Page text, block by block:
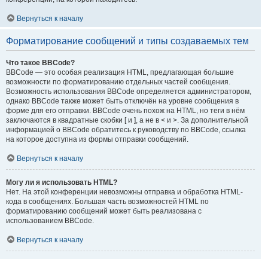
Вернуться к началу
Форматирование сообщений и типы создаваемых тем
Что такое BBCode?
BBCode — это особая реализация HTML, предлагающая большие
возможности по форматированию отдельных частей сообщения.
Возможность использования BBCode определяется администратором,
однако BBCode также может быть отключён на уровне сообщения в
форме для его отправки. BBCode очень похож на HTML, но теги в нём
заключаются в квадратные скобки [ и ], а не в < и >. За дополнительной
информацией о BBCode обратитесь к руководству по BBCode, ссылка
на которое доступна из формы отправки сообщений.
Вернуться к началу
Могу ли я использовать HTML?
Нет. На этой конференции невозможны отправка и обработка HTML-
кода в сообщениях. Большая часть возможностей HTML по
форматированию сообщений может быть реализована с
использованием BBCode.
Вернуться к началу